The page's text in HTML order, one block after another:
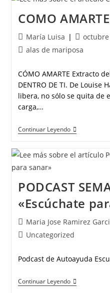
COMO AMARTE
María Luisa
octubre
alas de mariposa
CÓMO AMARTE Extracto
DENTRO DE TI. De Louise
libera, no sólo se quita de
carga,…
Continuar Leyendo
PODCAST
«Escúchate
Maria Jose Ramirez
Uncategorized
Podcast de Autoayuda
Continuar Leyendo